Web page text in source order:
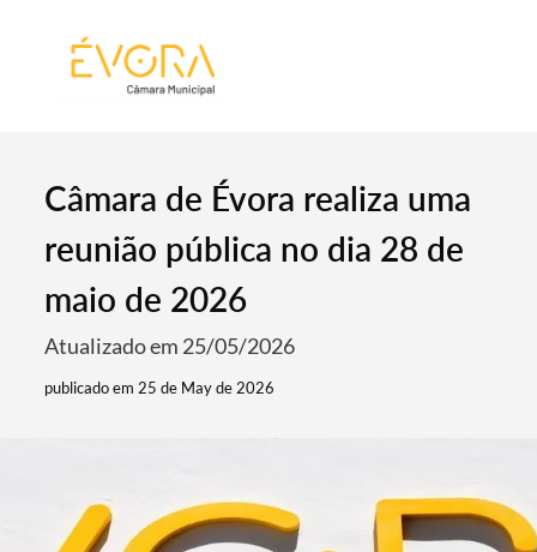
Câmara de Évora realiza uma
reunião pública no dia 28 de
maio de 2026
Atualizado em 25/05/2026
publicado em 25 de May de 2026